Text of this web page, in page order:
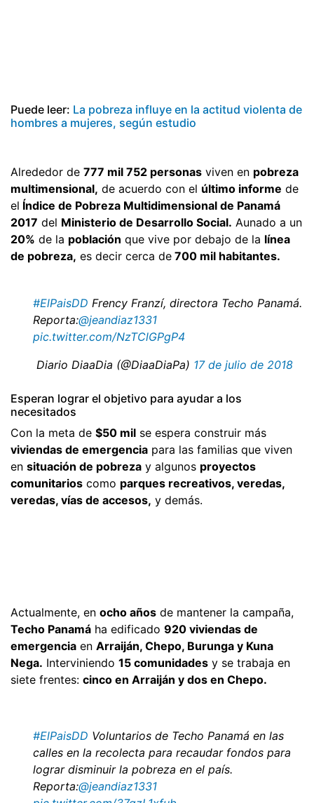
Puede leer: La pobreza influye en la actitud violenta de
hombres a mujeres, según estudio
Alrededor de 777 mil 752 personas viven en pobreza
multimensional, de acuerdo con el último informe de
el Índice de Pobreza Multidimensional de Panamá
2017 del Ministerio de Desarrollo Social. Aunado a un
20% de la población que vive por debajo de la línea
de pobreza, es decir cerca de 700 mil habitantes.
#ElPaisDD Frency Franzí, directora Techo Panamá.
Reporta:@jeandiaz1331
pic.twitter.com/NzTClGPgP4
 Diario DiaaDia (@DiaaDiaPa) 17 de julio de 2018
Esperan lograr el objetivo para ayudar a los
necesitados
Con la meta de $50 mil se espera construir más
viviendas de emergencia para las familias que viven
en situación de pobreza y algunos proyectos
comunitarios como parques recreativos, veredas,
veredas, vías de accesos, y demás.
Actualmente, en ocho años de mantener la campaña,
Techo Panamá ha edificado 920 viviendas de
emergencia en Arraiján, Chepo, Burunga y Kuna
Nega. Interviniendo 15 comunidades y se trabaja en
siete frentes: cinco en Arraiján y dos en Chepo.
#ElPaisDD Voluntarios de Techo Panamá en las
calles en la recolecta para recaudar fondos para
lograr disminuir la pobreza en el país.
Reporta:@jeandiaz1331